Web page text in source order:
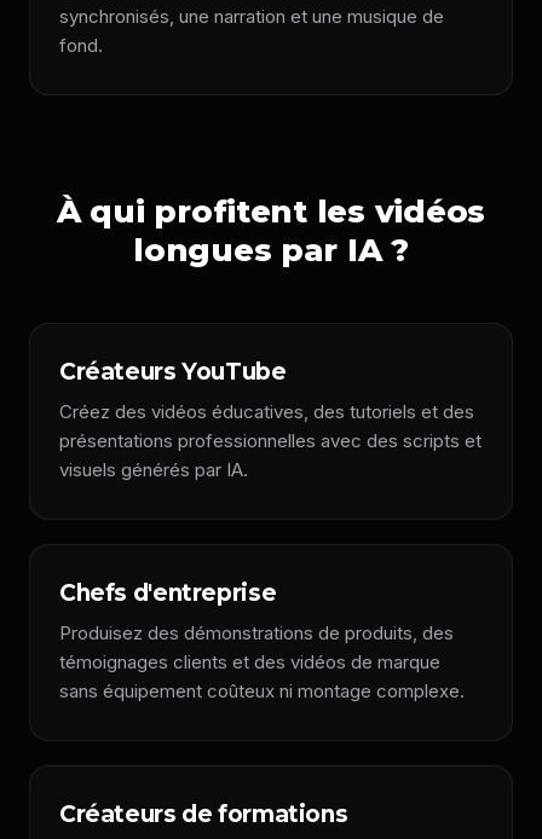
synchronisés, une narration et une musique de
fond.
À qui profitent les vidéos
longues par IA ?
Créateurs YouTube
Créez des vidéos éducatives, des tutoriels et des
présentations professionnelles avec des scripts et
visuels générés par IA.
Chefs d'entreprise
Produisez des démonstrations de produits, des
témoignages clients et des vidéos de marque
sans équipement coûteux ni montage complexe.
Créateurs de formations